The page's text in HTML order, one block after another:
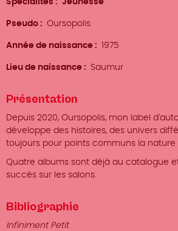
Spécialités Jeunesse
Pseudo Oursopolis
Année de naissance 1975
Lieu de naissance Saumur
Présentation
Depuis 2020, Oursopolis, mon label
développe des histoires, des univers
toujours pour points communs la nature
Quatre albums sont déjà au catalogue
succès sur les salons.
Bibliographie
Infiniment Petit